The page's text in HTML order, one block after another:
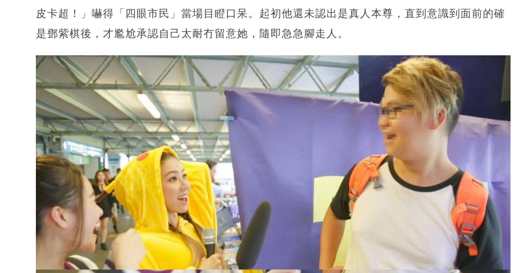
皮卡超！」嚇得「四眼市民」當場目瞪口呆。起初他還未認出是真人本尊，直到意識到面前的確
是鄧紫棋後，才尷尬承認自己太耐冇留意她，隨即急急腳走人。